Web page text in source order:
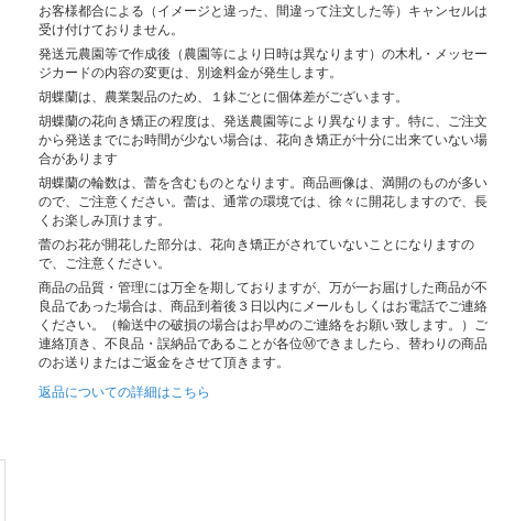
お客様都合による（イメージと違った、間違って注文した等）キャンセルは
受け付けておりません。
発送元農園等で作成後（農園等により日時は異なります）の木札・メッセー
ジカードの内容の変更は、別途料金が発生します。
胡蝶蘭は、農業製品のため、１鉢ごとに個体差がございます。
胡蝶蘭の花向き矯正の程度は、発送農園等により異なります。特に、ご注文
から発送までにお時間が少ない場合は、花向き矯正が十分に出来ていない場
合があります
胡蝶蘭の輪数は、蕾を含むものとなります。商品画像は、満開のものが多い
ので、ご注意ください。蕾は、通常の環境では、徐々に開花しますので、長
くお楽しみ頂けます。
蕾のお花が開花した部分は、花向き矯正がされていないことになりますの
で、ご注意ください。
商品の品質・管理には万全を期しておりますが、万が一お届けした商品が不
良品であった場合は、商品到着後３日以内にメールもしくはお電話でご連絡
ください。（輸送中の破損の場合はお早めのご連絡をお願い致します。）ご
連絡頂き、不良品・誤納品であることが各位Ⓜできましたら、替わりの商品
のお送りまたはご返金をさせて頂きます。
返品についての詳細はこちら